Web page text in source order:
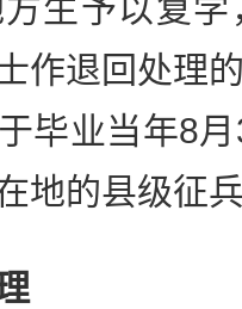
生予以复
作退回处理
毕业当年8
地的县级征